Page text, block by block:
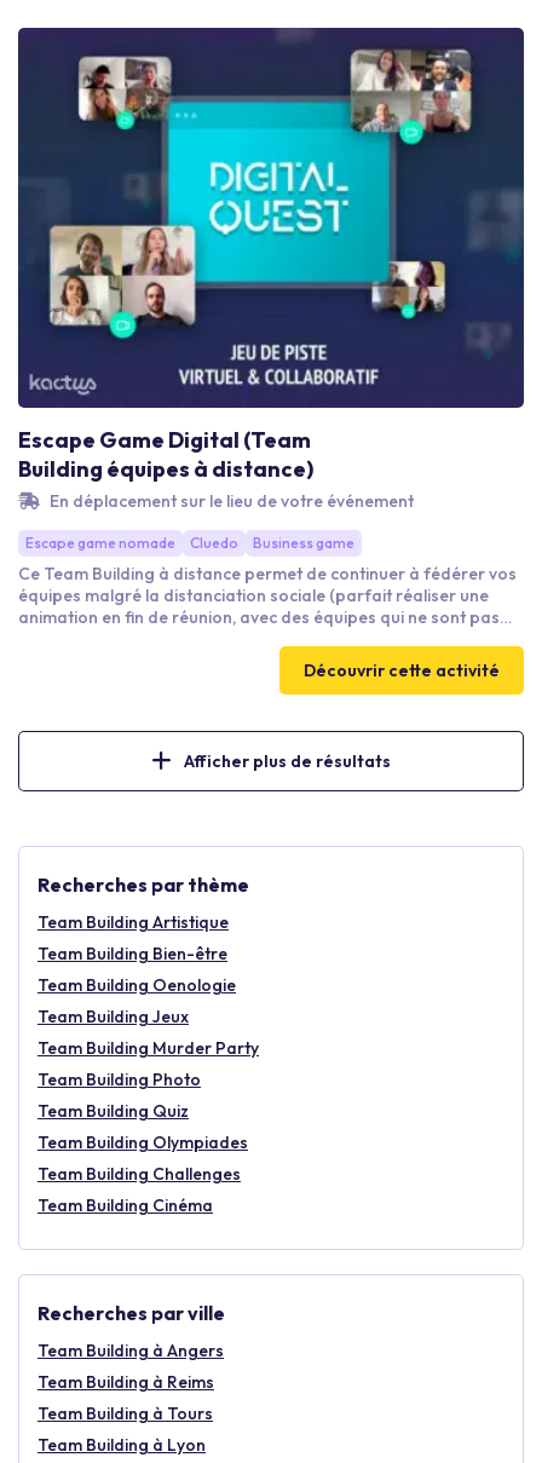
Recherches par thème
Team Building Artistique
Team Building Bien-être
Team Building Oenologie
Team Building Jeux
Team Building Murder Party
Team Building Photo
Team Building Quiz
Team Building Olympiades
Team Building Challenges
Team Building Cinéma
Recherches par ville
Team Building à Angers
Team Building à Reims
Team Building à Tours
Team Building à Lyon
Escape Game Digital (Team
Building équipes à distance)
En déplacement sur le lieu de votre événement
Escape game nomade Cluedo Business game
Ce Team Building à distance permet de continuer à fédérer vos
équipes malgré la distanciation sociale (parfait réaliser une
animation en fin de réunion, avec des équipes qui ne sont pas
collaborateurs devront soit résoudre une enquête suite à un vol
au Musée du Louvre soit tenter de déchiffrer le code d'un
équipes !
Découvrir cette activité
Afficher plus de résultats